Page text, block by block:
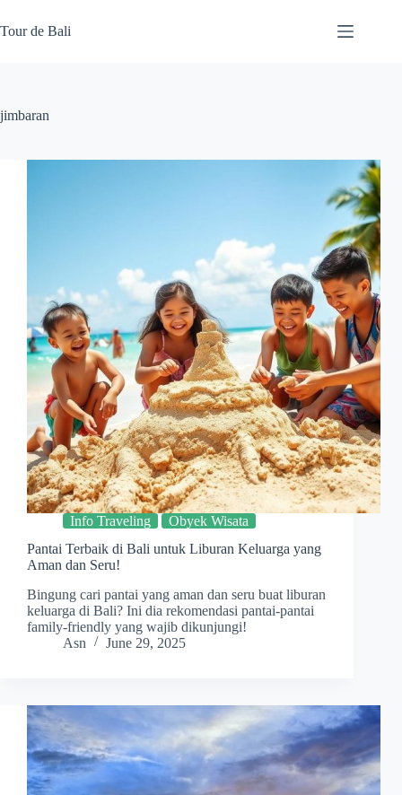
to
content
Tour de Bali
jimbaran
Info Traveling
Obyek Wisata
Pantai Terbaik di Bali untuk Liburan Keluarga yang
Aman dan Seru!
Bingung cari pantai yang aman dan seru buat liburan
keluarga di Bali? Ini dia rekomendasi pantai-pantai
family-friendly yang wajib dikunjungi!
Asn
June 29, 2025